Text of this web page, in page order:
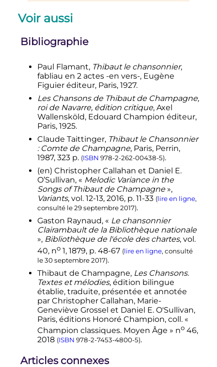
Voir aussi
Bibliographie
Paul Flamant, Thibaut le chansonnier,
fabliau en 2 actes -en vers-, Eugène
Figuier éditeur, Paris, 1927.
Les Chansons de Thibaut de Champagne,
roi de Navarre, édition critique, Axel
Wallensköld, Edouard Champion éditeur,
Paris, 1925.
Claude Taittinger, Thibaut le Chansonnier
: Comte de Champagne, Paris, Perrin,
1987, 323 p. (ISBN 978-2-262-00438-5).
(en) Christopher Callahan et Daniel E.
O’Sullivan, « Melodic Variance in the
Songs of Thibaut de Champagne»,
Variants, vol.12-13, 2016, p.11-33 (lire en ligne,
consulté le29 septembre 2017).
Gaston Raynaud, « Le chansonnier
Clairambault de la Bibliothèque nationale
», Bibliothèque de l'école des chartes, vol.
40, no1, 1879, p.48-67 (lire en ligne, consulté
le30 septembre 2017).
Thibaut de Champagne, Les Chansons.
Textes et mélodies, édition bilingue
établie, traduite, présentée et annotée
par Christopher Callahan, Marie-
Geneviève Grossel et Daniel E. O'Sullivan,
Paris, éditions Honoré Champion, coll. «
Champion classiques. Moyen Âge » no 46,
2018 (ISBN 978-2-7453-4800-5).
Articles connexes